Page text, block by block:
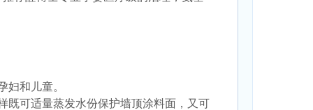
妇和儿童。
既可适量蒸发水份保护墙顶涂料面，又可